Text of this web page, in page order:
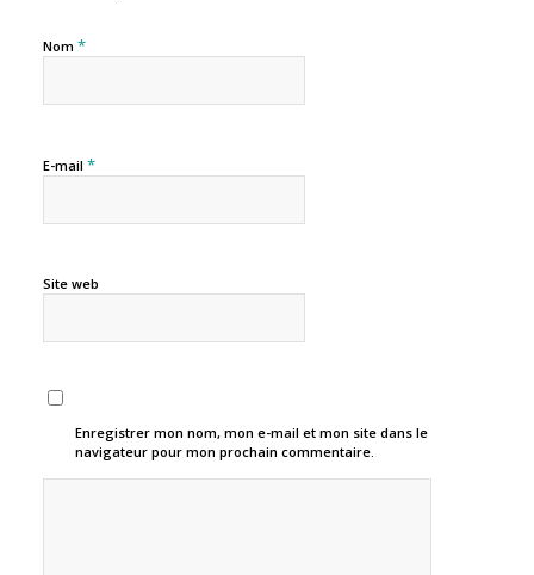
Nom *
E-mail *
Site web
Enregistrer mon nom, mon e-mail et mon site dans le
navigateur pour mon prochain commentaire.